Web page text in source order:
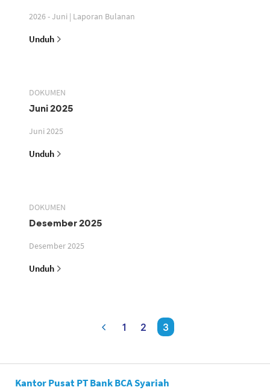
2026 - Juni | Laporan Bulanan
Unduh
DOKUMEN
Juni 2025
Juni 2025
Unduh
DOKUMEN
Desember 2025
Desember 2025
Unduh
1 2 3
Kantor Pusat PT Bank BCA Syariah